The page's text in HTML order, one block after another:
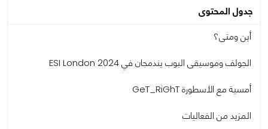
جدول المحتوى
أين ومتى؟
الجولف وموسيقى البوب يندمجان في ESI London 2024
أمسية مع الأسطورة GeT_RiGhT
المزيد من الفعاليات